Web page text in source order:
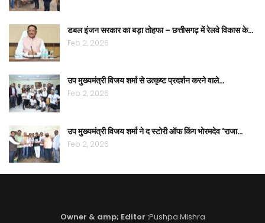
डबल इंजन सरकार का बड़ा तोहफा – छत्तीसगढ़ में रेलवे विकास के…
Feb 2, 2026
उप मुख्यमंत्री विजय शर्मा से उत्कृष्ट प्रदर्शन करने वाले…
Feb 2, 2026
उप मुख्यमंत्री विजय शर्मा ने द स्टोरी ऑफ किंग भोरमदेव ‘राजा…
Feb 2, 2026
Owner & amp; Editor :Pushpa Mishra